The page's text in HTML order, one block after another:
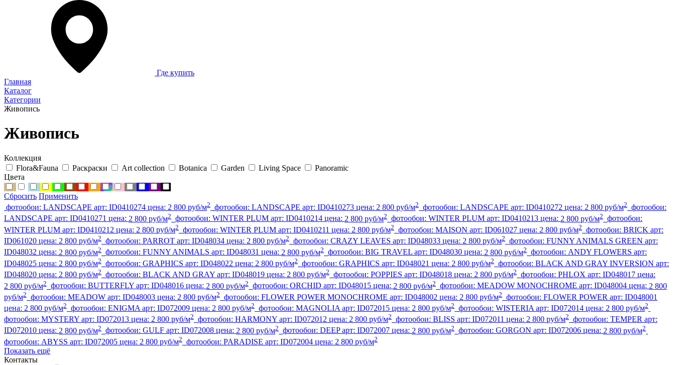
Где купить
Главная
Каталог
Категории
Живопись
Живопись
Коллекция
Flora&Fauna
Раскраски Art collection Botanica Garden Living Space
Panoramic
Цвета
Сбросить Применить
фотообои: LANDSCAPE арт: ID0410274 цена: 2 800 руб/м2 фотообои: LANDSCAPE арт: ID0410273 цена: 2 800 руб/м2 фотообои: LANDSCAPE арт: ID0410272 цена: 2 800 руб/м2 фотообои:
LANDSCAPE арт: ID0410271 цена: 2 800 руб/м2 фотообои: WINTER PLUM арт: ID0410214 цена: 2 800 руб/м2 фотообои: WINTER PLUM арт: ID0410213 цена: 2 800 руб/м2 фотообои:
WINTER PLUM арт: ID0410212 цена: 2 800 руб/м2 фотообои: WINTER PLUM арт: ID0410211 цена: 2 800 руб/м2 фотообои: MAISON арт: ID061027 цена: 2 800 руб/м2 фотообои: BRICK арт:
ID061020 цена: 2 800 руб/м2 фотообои: PARROT арт: ID048034 цена: 2 800 руб/м2 фотообои: CRAZY LEAVES арт: ID048033 цена: 2 800 руб/м2 фотообои: FUNNY ANIMALS GREEN арт:
ID048032 цена: 2 800 руб/м2 фотообои: FUNNY ANIMALS арт: ID048031 цена: 2 800 руб/м2 фотообои: BIG TRAVEL арт: ID048030 цена: 2 800 руб/м2 фотообои: ANDY FLOWERS арт:
ID048025 цена: 2 800 руб/м2 фотообои: GRAPHICS арт: ID048022 цена: 2 800 руб/м2 фотообои: GRAPHICS арт: ID048021 цена: 2 800 руб/м2 фотообои: BLACK AND GRAY INVERSION арт:
ID048020 цена: 2 800 руб/м2 фотообои: BLACK AND GRAY арт: ID048019 цена: 2 800 руб/м2 фотообои: POPPIES арт: ID048018 цена: 2 800 руб/м2 фотообои: PHLOX арт: ID048017 цена:
2 800 руб/м2 фотообои: BUTTERFLY арт: ID048016 цена: 2 800 руб/м2 фотообои: ORCHID арт: ID048015 цена: 2 800 руб/м2 фотообои: MEADOW MONOCHROME арт: ID048004 цена: 2 800
руб/м2 фотообои: MEADOW арт: ID048003 цена: 2 800 руб/м2 фотообои: FLOWER POWER MONOCHROME арт: ID048002 цена: 2 800 руб/м2 фотообои: FLOWER POWER арт: ID048001
цена: 2 800 руб/м2 фотообои: ENIGMA арт: ID072009 цена: 2 800 руб/м2 фотообои: MAGNOLIA арт: ID072015 цена: 2 800 руб/м2 фотообои: WISTERIA арт: ID072014 цена: 2 800 руб/м2
фотообои: MYSTERY арт: ID072013 цена: 2 800 руб/м2 фотообои: HARMONY арт: ID072012 цена: 2 800 руб/м2 фотообои: BLISS арт: ID072011 цена: 2 800 руб/м2 фотообои: TEMPER арт:
ID072010 цена: 2 800 руб/м2 фотообои: GULF арт: ID072008 цена: 2 800 руб/м2 фотообои: DEEPарт: ID072007 цена: 2 800 руб/м2 фотообои: GORGON арт: ID072006 цена: 2 800 руб/м2
фотообои: ABYSS арт: ID072005 цена: 2 800 руб/м2 фотообои: PARADISE арт: ID072004 цена: 2 800 руб/м2
Показать ещё
Контакты